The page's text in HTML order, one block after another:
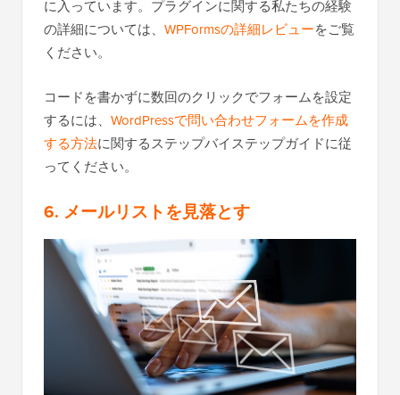
に入っています。プラグインに関する私たちの経験
の詳細については、 WPFormsの詳細レビューをご覧
ください。
コードを書かずに数回のクリックでフォームを設定
するには、 WordPressで問い合わせフォームを作成
する方法に関するステップバイステップガイドに従
ってください。
6. メールリストを見落とす